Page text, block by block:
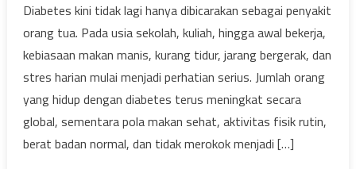
Diabetes kini tidak lagi hanya dibicarakan sebagai penyakit
orang tua. Pada usia sekolah, kuliah, hingga awal bekerja,
kebiasaan makan manis, kurang tidur, jarang bergerak, dan
stres harian mulai menjadi perhatian serius. Jumlah orang
yang hidup dengan diabetes terus meningkat secara
global, sementara pola makan sehat, aktivitas fisik rutin,
berat badan normal, dan tidak merokok menjadi […]